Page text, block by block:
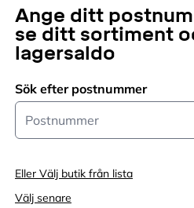
Ange ditt
se ditt sortiment
lagersaldo
Sök efter postnummer
Postnummer
Eller Välj butik från lista
Välj senare
Endast online
Angepostnummerför att
Tjocklek:
30 mm 50 mm
389 KR /paket